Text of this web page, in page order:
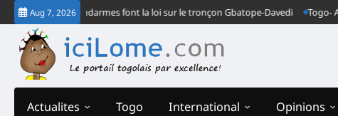
Skip
to
content
Aug 7, 2026
: Deux gendarmes font la loi sur le tronçon Gbatope-Davedi Togo-
Actualites Togo International Opinions